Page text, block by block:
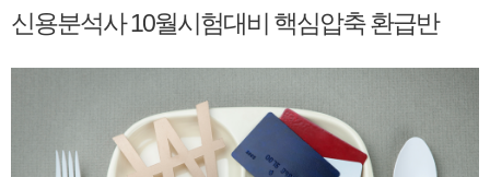
신용분석사 10월시험대비 핵심압축 환급반